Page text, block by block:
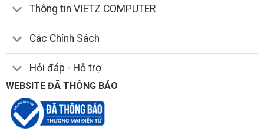
Thông tin VIETZ COMPUTER
Các Chính Sách
Hỏi đáp - Hỗ trợ
WEBSITE ĐÃ THÔNG BÁO